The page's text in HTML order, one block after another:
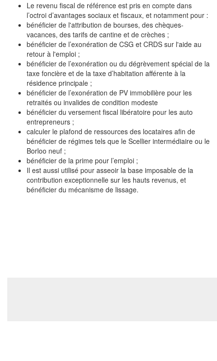
Le revenu fiscal de référence est pris en compte dans
l’octroi d’avantages sociaux et fiscaux, et notamment pour :
bénéficier de l'attribution de bourses, des chèques-
vacances, des tarifs de cantine et de crèches ;
bénéficier de l’exonération de CSG et CRDS sur l'aide au
retour à l'emploi ;
bénéficier de l’exonération ou du dégrèvement spécial de la
taxe foncière et de la taxe d’habitation afférente à la
résidence principale ;
bénéficier de l’exonération de PV immobilière pour les
retraités ou invalides de condition modeste
bénéficier du versement fiscal libératoire pour les auto
entrepreneurs ;
calculer le plafond de ressources des locataires afin de
bénéficier de régimes tels que le Scellier intermédiaire ou le
Borloo neuf ;
bénéficier de la prime pour l’emploi ;
Il est aussi utilisé pour asseoir la base imposable de la
contribution exceptionnelle sur les hauts revenus, et
bénéficier du mécanisme de lissage.